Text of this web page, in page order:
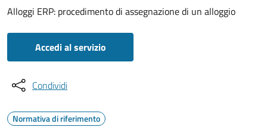
Alloggi ERP: procedimento di assegnazione di un alloggio
Accedi al servizio
Condividi
Normativa di riferimento